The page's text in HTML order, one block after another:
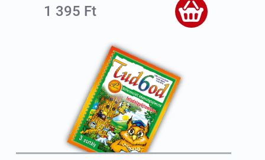
1 395 Ft